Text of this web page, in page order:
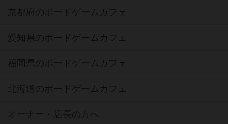
京都府のボードゲームカフェ
愛知県のボードゲームカフェ
福岡県のボードゲームカフェ
北海道のボードゲームカフェ
オーナー・店長の方へ